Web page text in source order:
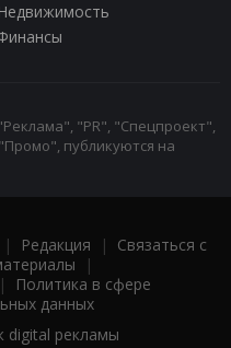
Недвижимость
"PR", "Спецпроект",
публикуются на
| Редакция | Связаться с
|
|
Политика в сфере
данных
digital рекламы